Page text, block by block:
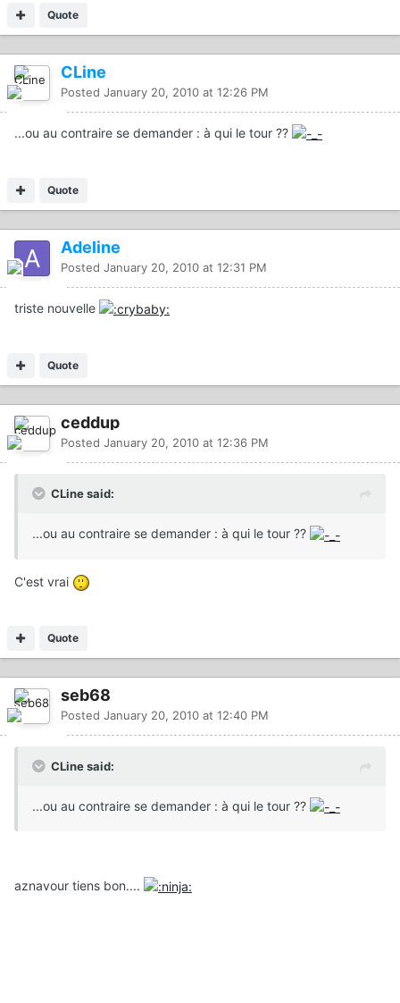
Quote
CLine
Posted January 20, 2010 at 12:26 PM
...ou au contraire se demander : à qui le tour ??
Quote
Adeline
Posted January 20, 2010 at 12:31 PM
triste nouvelle
Quote
ceddup
Posted January 20, 2010 at 12:36 PM
CLine said:
...ou au contraire se demander : à qui le tour ??
C'est vrai
Quote
seb68
Posted January 20, 2010 at 12:40 PM
CLine said:
...ou au contraire se demander : à qui le tour ??
aznavour tiens bon....